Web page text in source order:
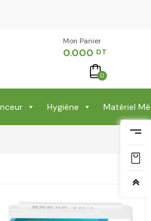
Mon Panier -
0.000 DT
0
Hygiène Matériel